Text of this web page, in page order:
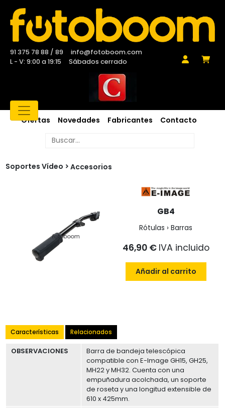
91 375 78 88 / 89
info@fotoboom.com
L - V: 9:00 a 19:15
Sábados cerrado
Ofertas Novedades Fabricantes Contacto
Soportes Vídeo Accesorios
GB4
Rótulas › Barras
46,90 € IVA incluido
Añadir al carrito
Características Relacionados
OBSERVACIONES
Barra de bandeja telescópica
compatible con E-Image GH15, GH25,
MH22 y MH32. Cuenta con una
empuñadura acolchada, un soporte
de roseta y una longitud extensible de
610 x 425mm.